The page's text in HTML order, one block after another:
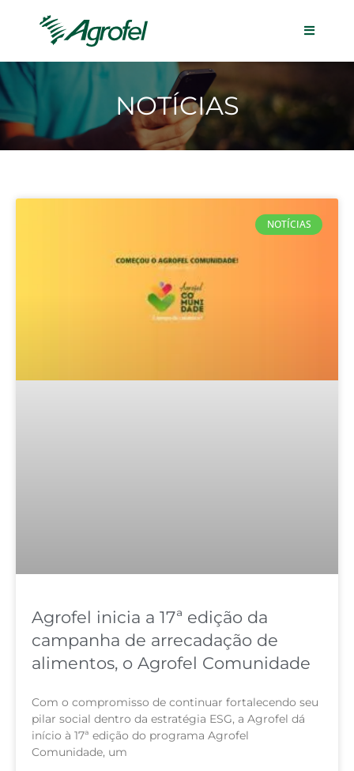
NOTÍCIAS
NOTÍCIAS
Agrofel inicia a 17ª edição da
campanha de arrecadação de
alimentos, o Agrofel Comunidade
Com o compromisso de continuar fortalecendo seu
pilar social dentro da estratégia ESG, a Agrofel dá
início à 17ª edição do programa Agrofel
Comunidade, um